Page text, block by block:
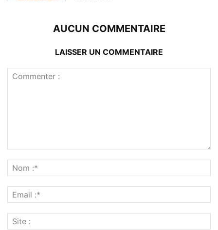
AUCUN COMMENTAIRE
LAISSER UN COMMENTAIRE